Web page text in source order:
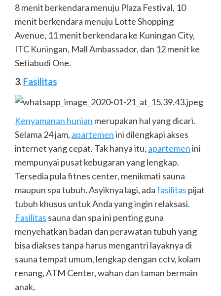
8 menit berkendara menuju Plaza Festival, 10
menit berkendara menuju Lotte Shopping
Avenue, 11 menit berkendara ke Kuningan City,
ITC Kuningan, Mall Ambassador, dan 12 menit ke
Setiabudi One.
3.Fasilitas
Kenyamanan hunian merupakan hal yang dicari.
Selama 24 jam, apartemenini dilengkapi akses
internet yang cepat. Tak hanya itu, apartemenini
mempunyai pusat kebugaran yang lengkap.
Tersedia pula fitnes center, menikmati sauna
maupun spa tubuh. Asyiknya lagi, adafasilitas pijat
tubuh khusus untuk Anda yang ingin relaksasi.
Fasilitas sauna dan spa ini penting guna
menyehatkan badan dan perawatan tubuh yang
bisa diakses tanpa harus mengantri layaknya di
sauna tempat umum, lengkap dengan cctv, kolam
renang, ATM Center, wahan dan taman bermain
anak,